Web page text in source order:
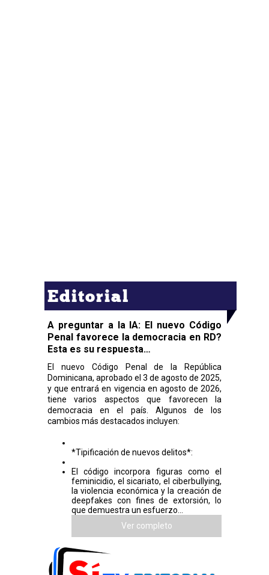
Editorial
A preguntar a la IA: El nuevo Código
Penal favorece la democracia en RD?
Esta es su respuesta…
El nuevo Código Penal de la República
Dominicana, aprobado el 3 de agosto de 2025,
y que entrará en vigencia en agosto de 2026,
tiene varios aspectos que favorecen la
democracia en el país. Algunos de los
cambios más destacados incluyen:
*Tipificación de nuevos delitos*:
El código incorpora figuras como el
feminicidio, el sicariato, el ciberbullying,
la violencia económica y la creación de
deepfakes con fines de extorsión, lo
que demuestra un esfuerzo...
Ver completo